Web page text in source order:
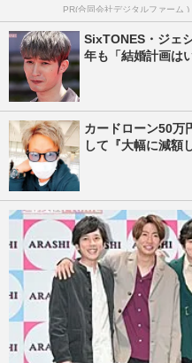
PR(合同会社デジタルファーム )
SixTONES・ジェ
年も「結婚計画は
カードローン50万
して『大幅に減額